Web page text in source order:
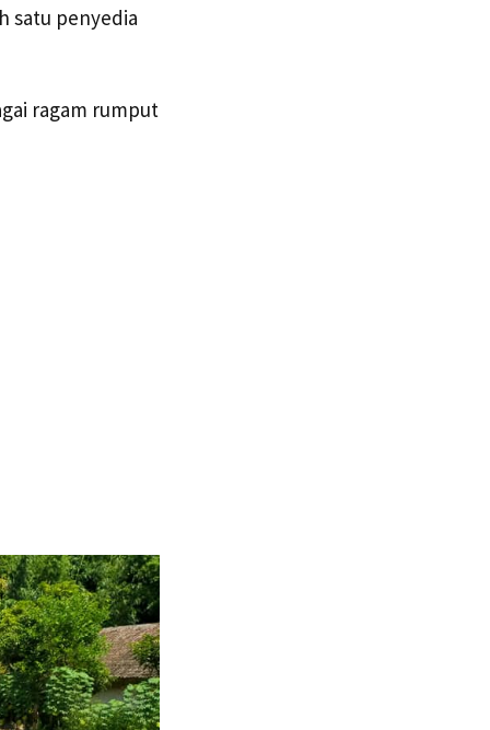
satu penyedia
ragam rumput